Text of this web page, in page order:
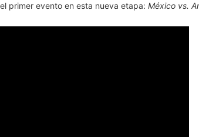
primer evento en esta nueva etapa: México vs.